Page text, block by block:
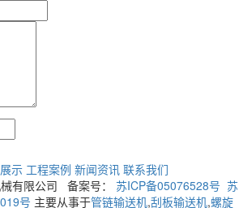
示 工程案例 新闻资讯 联系我们
有限公司 备案号： 苏ICP备05076528号 苏
号 主要从事于管链输送机,刮板输送机,螺旋